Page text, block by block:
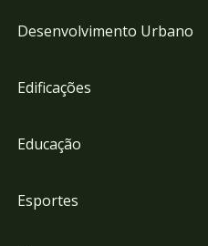
Desenvolvimento Urbano
Edificações
Educação
Esportes